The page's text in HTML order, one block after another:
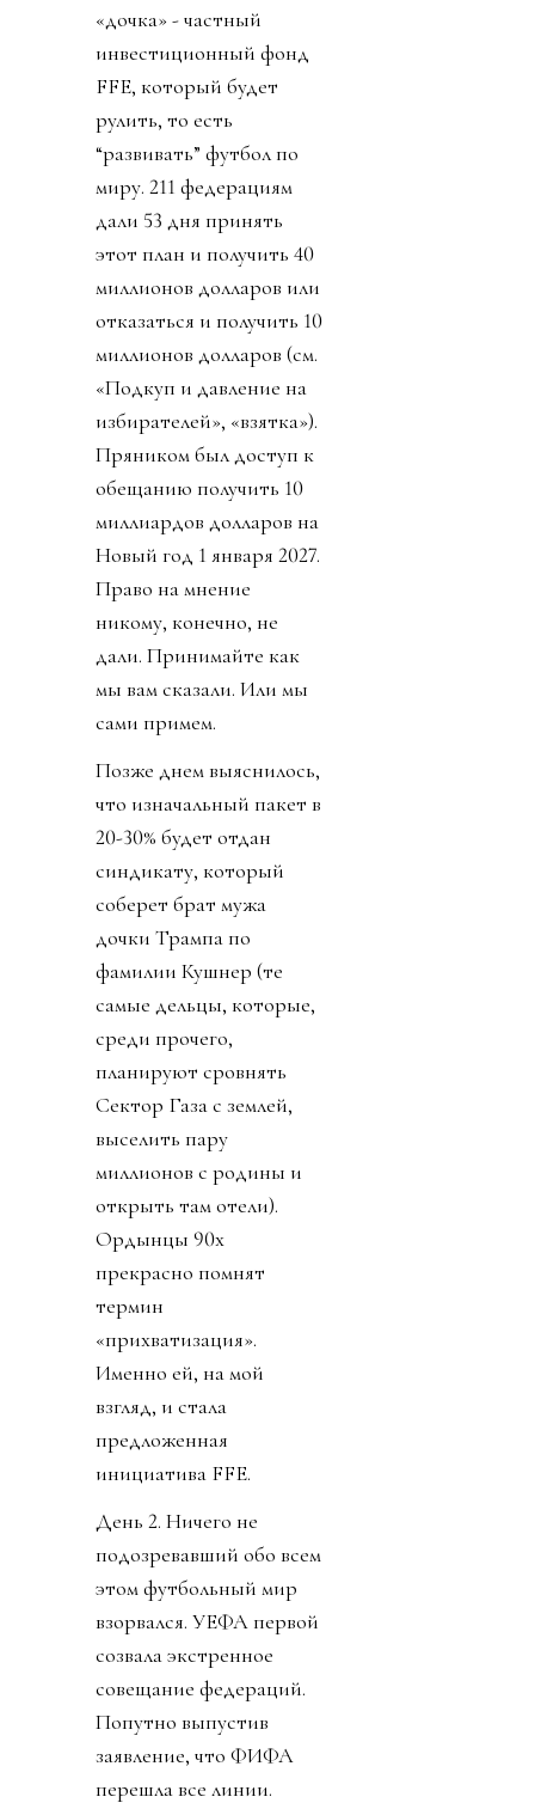
«дочка» - частный
инвестиционный фонд
FFE, который будет
рулить, то есть
“развивать” футбол по
миру. 211 федерациям
дали 53 дня принять
этот план и получить 40
миллионов долларов или
отказаться и получить 10
миллионов долларов (см.
«Подкуп и давление на
избирателей», «взятка»).
Пряником был доступ к
обещанию получить 10
миллиардов долларов на
Новый год 1 января 2027.
Право на мнение
никому, конечно, не
дали. Принимайте как
мы вам сказали. Или мы
сами примем.
Позже днем выяснилось,
что изначальный пакет в
20-30% будет отдан
синдикату, который
соберет брат мужа
дочки Трампа по
фамилии Кушнер (те
самые дельцы, которые,
среди прочего,
планируют сровнять
Сектор Газа с землей,
выселить пару
миллионов с родины и
открыть там отели).
Ордынцы 90х
прекрасно помнят
термин
«прихватизация».
Именно ей, на мой
взгляд, и стала
предложенная
инициатива FFE.
День 2. Ничего не
подозревавший обо всем
этом футбольный мир
взорвался. УЕФА первой
созвала экстренное
совещание федераций.
Попутно выпустив
заявление, что ФИФА
перешла все линии.